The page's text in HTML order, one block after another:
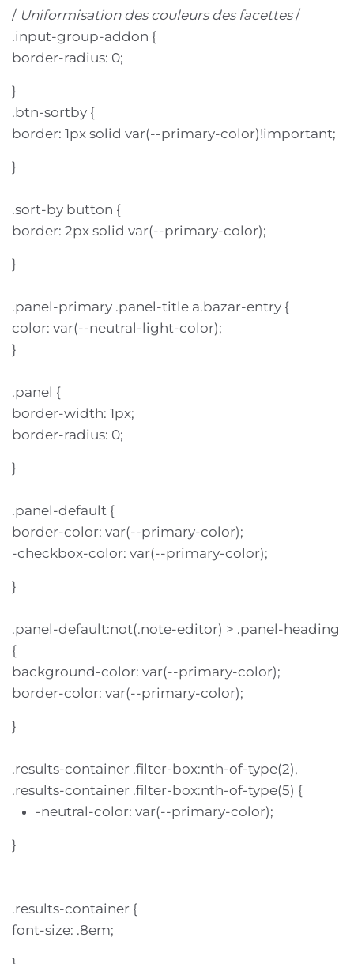
/ Uniformisation des couleurs des facettes/
.input-group-addon {
border-radius: 0;
}
.btn-sortby {
border: 1px solid var(--primary-color)!important;
}
.sort-by button {
border: 2px solid var(--primary-color);
}
.panel-primary .panel-title a.bazar-entry {
color: var(--neutral-light-color);
}
.panel {
border-width: 1px;
border-radius: 0;
}
.panel-default {
border-color: var(--primary-color);
-checkbox-color: var(--primary-color);
}
.panel-default:not(.note-editor) > .panel-heading
{
background-color: var(--primary-color);
border-color: var(--primary-color);
}
.results-container .filter-box:nth-of-type(2),
.results-container .filter-box:nth-of-type(5) {
-neutral-color: var(--primary-color);
}
.results-container {
font-size: .8em;